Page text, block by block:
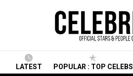
LATEST POPULAR : TOP CELEBS